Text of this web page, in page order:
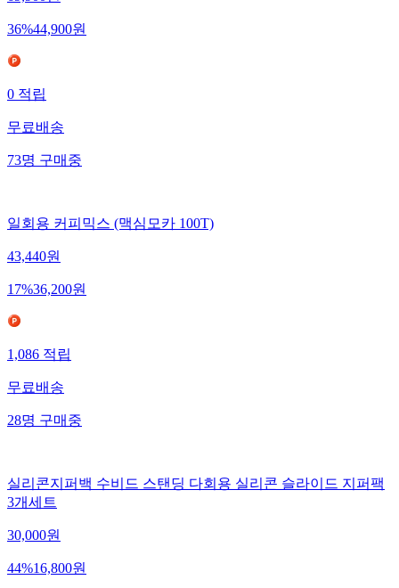
36%44,900원
0 적립
무료배송
73명 구매중
일회용 커피믹스 (맥심모카 100T)
43,440원
17%36,200원
1,086 적립
무료배송
28명 구매중
실리콘지퍼백 수비드 스탠딩 다회용 실리콘 슬라이드 지퍼팩
3개세트
30,000원
44%16,800원